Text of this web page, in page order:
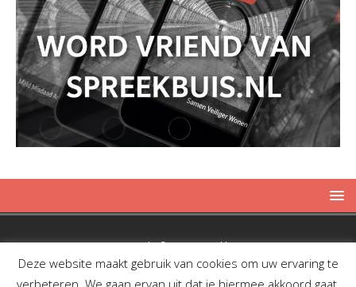
Copyright © 2019 Spreekbuis
Deze website maakt gebruik van cookies om uw ervaring te